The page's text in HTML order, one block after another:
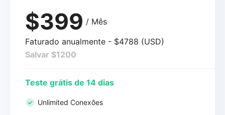
$399 / Mês
Faturado anualmente - $4788 (USD)
Salvar $1200
Teste grátis de 14 dias
Unlimited Conexões